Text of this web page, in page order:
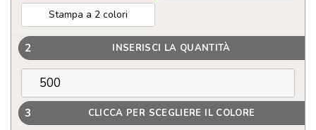
Stampa a 2 colori
2 INSERISCI LA QUANTITÀ
3 CLICCA PER SCEGLIERE IL COLORE